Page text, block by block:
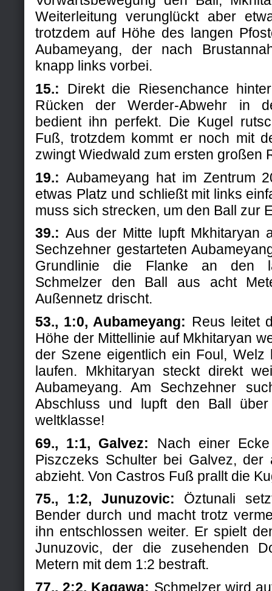
Weiterleitung verunglückt aber
trotzdem auf Höhe des langen
Aubameyang, der nach
knapp links vorbei.
15.: Direkt die Riesenchance
Rücken der Werder-Abwehr in
bedient ihn perfekt. Die Kugel
Fuß, trotzdem kommt er noch mit
zwingt Wiedwald zum ersten großen
19.: Aubameyang hat im Zentrum
etwas Platz und schließt mit links
muss sich strecken, um den Ball zur
39.: Aus der Mitte lupft Mkhitaryan
Sechzehner gestarteten
Grundlinie die Flanke an den
Schmelzer den Ball aus acht
Außennetz drischt.
53., 1:0, Aubameyang: Reus leitet
Höhe der Mittellinie auf Mkhitaryan
der Szene eigentlich ein Foul, Welz
laufen. Mkhitaryan steckt direkt
Aubameyang. Am Sechzehner
Abschluss und lupft den Ball
weltklasse!
69., 1:1, Galvez: Nach einer
Piszczeks Schulter bei Galvez, der
abzieht. Von Castros Fuß prallt die
75., 1:2, Junuzovic: Öztunali
Bender durch und macht trotz
ihn entschlossen weiter. Er spielt
Junuzovic, der die zusehenden
Metern mit dem 1:2 bestraft.
77., 2:2, Kagawa: Schmelzer wird